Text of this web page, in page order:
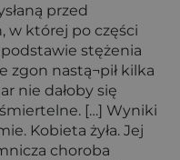
przed
w której po części
stężenia
zgon nastą¬pił kilka
nie dałoby się
[…] Wyniki
Kobieta żyła. Jej
choroba